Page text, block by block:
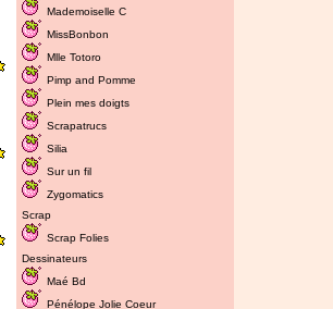
Mademoiselle C
MissBonbon
Mlle Totoro
Pimp and Pomme
Plein mes doigts
Scrapatrucs
Silia
Sur un fil
Zygomatics
Scrap
Scrap Folies
Dessinateurs
Maé Bd
Pénélope Jolie Coeur